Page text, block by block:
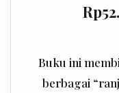
Buku ini
berbagai